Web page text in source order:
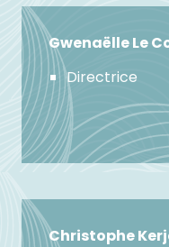
Gwenaëlle Le
Directrice
Christophe